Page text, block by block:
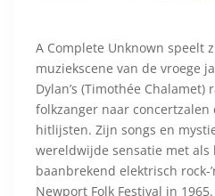
A Complete Unknown speelt
muziekscene van de vroege
Dylan’s (Timothée
folkzanger naar concertzalen
hitlijsten. Zijn songs en
wereldwijde sensatie met
baanbrekend elektrisch
Newport Folk Festival in 1965.